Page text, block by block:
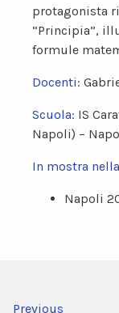
protagonista
“Principia”,
formule
Docenti:
Scuola: IS
Napoli) –
In mostra
Napoli
Previous